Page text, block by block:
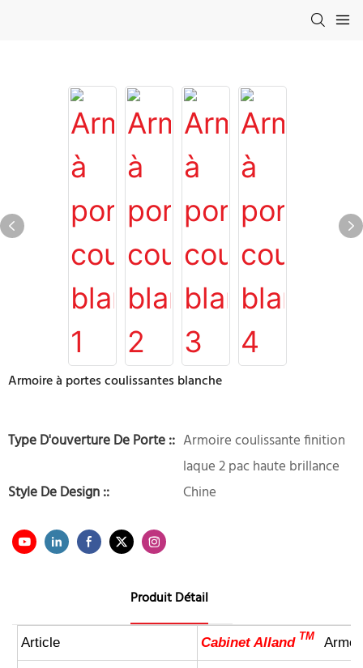
Armoire à portes coulissantes blanche
Type D'ouverture De Porte :: Armoire coulissante finition
laque 2 pac haute brillance
Style De Design ::
Chine
Produit Détail
Article Cabinet Alland TM